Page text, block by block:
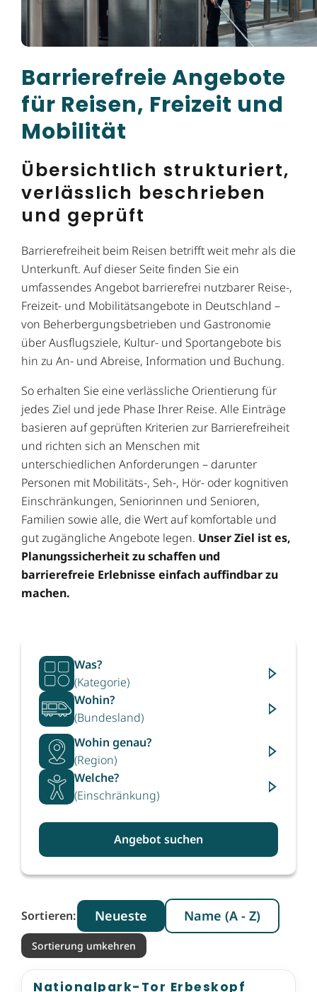
Barrierefreie Angebote
für Reisen, Freizeit und
Mobilität
Übersichtlich strukturiert,
verlässlich beschrieben
und geprüft
Barrierefreiheit beim Reisen betrifft weit mehr als die
Unterkunft. Auf dieser Seite finden Sie ein
umfassendes Angebot barrierefrei nutzbarer Reise-,
Freizeit- und Mobilitätsangebote in Deutschland –
von Beherbergungsbetrieben und Gastronomie
über Ausflugsziele, Kultur- und Sportangebote bis
hin zu An- und Abreise, Information und Buchung.
So erhalten Sie eine verlässliche Orientierung für
jedes Ziel und jede Phase Ihrer Reise. Alle Einträge
basieren auf geprüften Kriterien zur Barrierefreiheit
und richten sich an Menschen mit
unterschiedlichen Anforderungen – darunter
Personen mit Mobilitäts-, Seh-, Hör- oder kognitiven
Einschränkungen, Seniorinnen und Senioren,
Familien sowie alle, die Wert auf komfortable und
gut zugängliche Angebote legen. Unser Ziel ist es,
Planungssicherheit zu schaffen und
barrierefreie Erlebnisse einfach auffindbar zu
machen.
Was?
(Kategorie)
Wohin?
(Bundesland)
Wohin genau?
(Region)
Welche?
(Einschränkung)
Angebot suchen
Sortieren: Neueste Name (A - Z)
Sortierung umkehren
Nationalpark-Tor Erbeskopf